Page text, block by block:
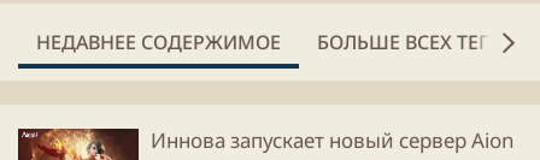
НЕДАВНЕЕ СОДЕРЖИМОЕ БОЛЬШЕ ВСЕХ ТЕГОВ
Иннова запускает новый сервер Aion